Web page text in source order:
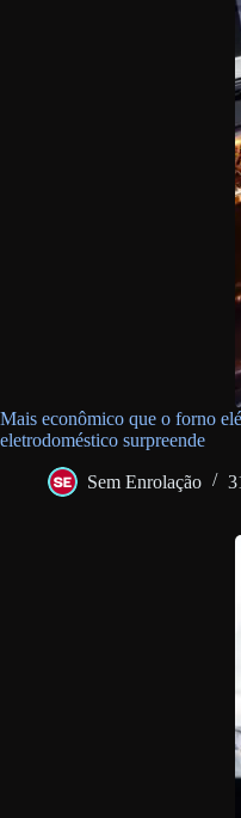
Mais econômico que o forno
eletrodoméstico surpreende
Sem Enrolação